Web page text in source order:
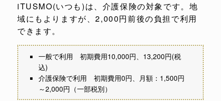
iTUSMO(いつも)は、介護保険の対象です。地
域にもよりますが、2,000円前後の負担で利用
できます。
一般で利用 初期費用10,000円、13,200円(税
込)
介護保険で利用 初期費用0円、月額：1,500円
～2,000円（一部税別）